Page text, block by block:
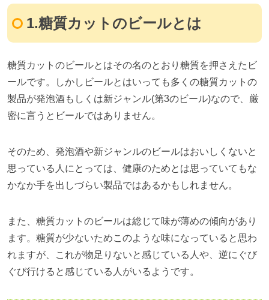
1.糖質カットのビールとは
糖質カットのビールとはその名のとおり糖質を押さえたビ
ールです。しかしビールとはいっても多くの糖質カットの
製品が発泡酒もしくは新ジャンル(第3のビール)なので、厳
密に言うとビールではありません。
そのため、発泡酒や新ジャンルのビールはおいしくないと
思っている人にとっては、健康のためとは思っていてもな
かなか手を出しづらい製品ではあるかもしれません。
また、糖質カットのビールは総じて味が薄めの傾向があり
ます。糖質が少ないためこのような味になっていると思わ
れますが、これが物足りないと感じている人や、逆にぐび
ぐび行けると感じている人がいるようです。